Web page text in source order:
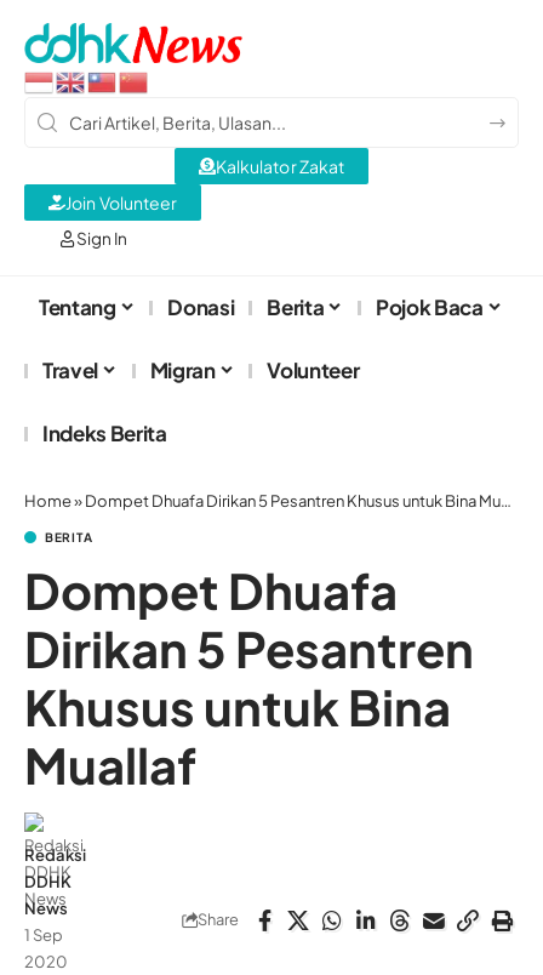
Sign In
Kalkulator Zakat
Join Volunteer
Tentang Donasi Berita Pojok Baca
Travel Migran Volunteer
Indeks Berita
Home»Dompet Dhuafa Dirikan 5 Pesantren Khusus untuk Bina Muallaf
BERITA
Dompet Dhuafa
Dirikan 5 Pesantren
Khusus untuk Bina
Muallaf
Redaksi
DDHK
News
1 Sep
2020
Share